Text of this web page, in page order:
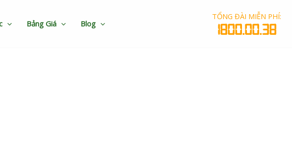
Bảng Giá Blog
TỔNG ĐÀI MIỄN PHÍ:
1800.00.38